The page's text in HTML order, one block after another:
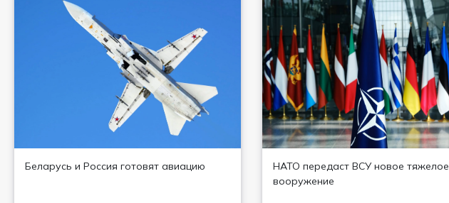
Беларусь и Россия готовят авиацию
НАТО передаст ВСУ новое тяжелое
вооружение